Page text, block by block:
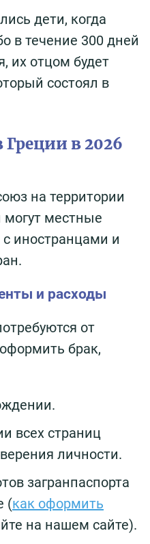
дети, когда
в течение 300 дней
их отцом будет
состоял в
Греции в 2026
на территории
могут местные
иностранцами и
и расходы
от
брак,
всех страниц
личности.
загранпаспорта
(как оформить
на нашем сайте).